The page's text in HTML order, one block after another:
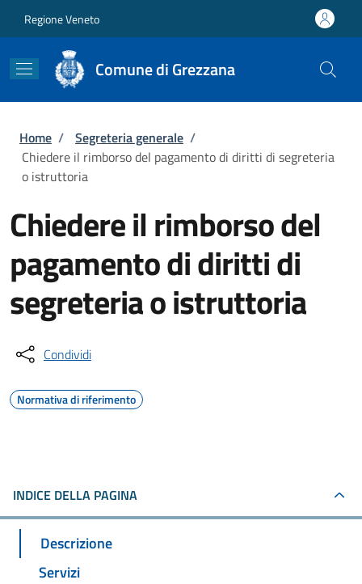
Regione Veneto
Comune di Grezzana
Briciole di pane
Home / Segreteria generale /
Chiedere il rimborso del pagamento di diritti di segreteria
o istruttoria
Chiedere il rimborso del
pagamento di diritti di
segreteria o istruttoria
Condividi
Normativa di riferimento
INDICE DELLA PAGINA
Descrizione
Servizi